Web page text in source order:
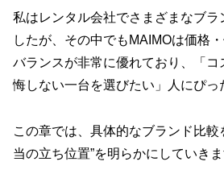
私はレンタル会社でさまざまなブラ
したが、その中でもMAIMOは価格
バランスが非常に優れており、「コ
悔しない一台を選びたい」人にぴっ
この章では、具体的なブランド比較
当の立ち位置”を明らかにしていきま